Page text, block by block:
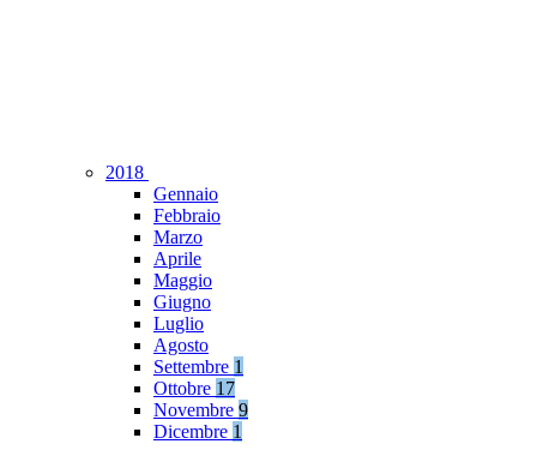
2018
Gennaio
Febbraio
Marzo
Aprile
Maggio
Giugno
Luglio
Agosto
Settembre 1
Ottobre 17
Novembre 9
Dicembre 1